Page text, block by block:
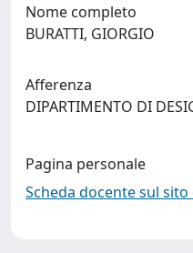
Nome completo
BURATTI, GIORGIO
Afferenza
DIPARTIMENTO DI
Pagina personale
Scheda docente sul sito